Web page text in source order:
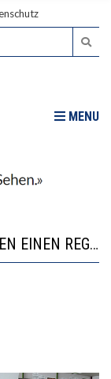
MENU
DIE VERSTÄRKTE HARMONISIERUNG IM SCHULWESEN VERRINGERT DAS INNOVATIONSPOTENZIAL
2’529 UNTERSCHRIFTEN FÜR «KEINE DIGITALEN GERÄTE IN DEN ERSTEN VIER PRIMARSCHULJAHREN» EINGEREICHT